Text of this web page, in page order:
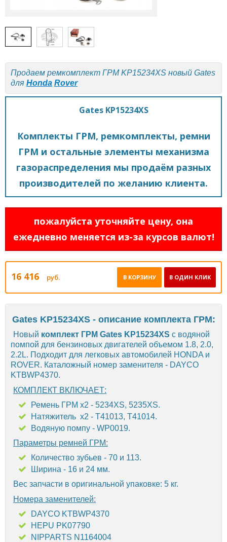
Продаем ремкомплект ГРМ KP15234XS новый Gates
для Honda Rover
Gates KP15234XS
Комплекты ГРМ, ремкомплекты, ремни
ГРМ и остальные элементы механизма
газораспределения мы продаём разных
производителей по желанию клиента.
пожалуйста уточняйте цену, она
ежедневно меняется из-за курсов валют!
16 416 руб. В ОДИН КЛИК
В КОРЗИНУ
Gates KP15234XS - описание комплекта ГРМ:
Новый комплект ГРМ Gates KP15234XS с водяной
помпой для бензиновых двигателей объемом 1.8, 2.0,
2.2L. Подходит для легковых автомобилей HONDA и
ROVER. Каталожный номер заменителя - DAYCO
KTBWP4370.
КОМПЛЕКТ ВКЛЮЧАЕТ:
Ремень ГРМ х2 - 5234XS, 5235XS.
Натяжитель х2 - T41013, T41014.
Водяную помпу - WP0019.
Параметры ремней ГРМ:
Количество зубьев - 70 и 113.
Ширина - 16 и 24 мм.
Вес запчасти в оригинальной упаковке: 5 кг.
Номера заменителей:
DAYCO KTBWP4370
HEPU PK07790
NIPPARTS N1164004